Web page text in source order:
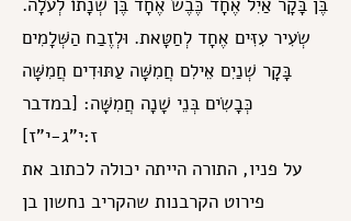
שְׂעִיר עִזִּים אֶחָד לְחַטָּאת. וּלְזֶבַח הַשְּׁלָמִים
בָּקָר שְׁנַיִם אֵילִם חֲמִשָּׁה עַתּוּדִים חֲמִשָּׁה
כְּבָשִׂים בְּנֵי שָׁנָה חֲמִשָּׁה: [במדבר
ז:י"ג-י"ז]
על פניו, התורה הייתה יכולה לכתוב את
פירוט הקרבנות שהקריב נחשון בן